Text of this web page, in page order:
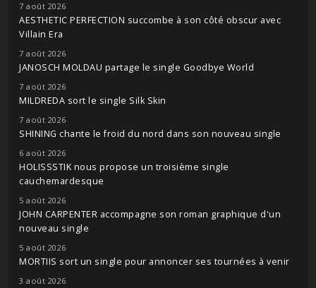
7 août 2026
AESTHETIC PERFECTION succombe à son côté obscur avec
Villain Era
7 août 2026
JANOSCH MOLDAU partage le single Goodbye World
7 août 2026
MILDREDA sort le single Silk Skin
7 août 2026
SHINING chante le froid du nord dans son nouveau single
6 août 2026
HOLISSSTIK nous propose un troisième single
cauchemardesque
5 août 2026
JOHN CARPENTER accompagne son roman graphique d'un
nouveau single
5 août 2026
MORTIIS sort un single pour annoncer ses tournées à venir
3 août 2026